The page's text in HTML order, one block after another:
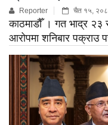
Reporter चैत १५,
काठमाडौँ । गत भाद्र
आरोपमा शनिबार पक्राउ